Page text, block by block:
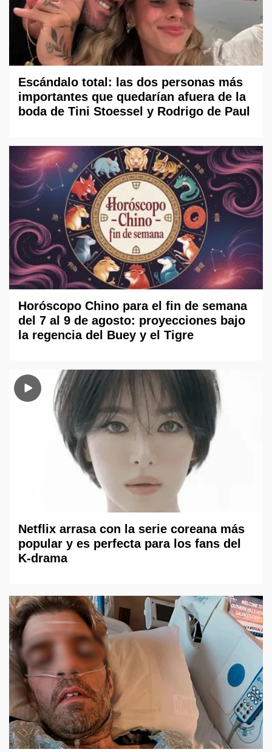
Escándalo total: las dos personas más
importantes que quedarían afuera de la
boda de Tini Stoessel y Rodrigo de Paul
Horóscopo Chino para el fin de semana
del 7 al 9 de agosto: proyecciones bajo
la regencia del Buey y el Tigre
Netflix arrasa con la serie coreana más
popular y es perfecta para los fans del
K-drama